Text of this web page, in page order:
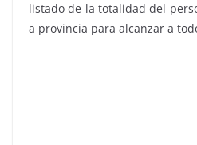
listado de la totalidad del
a provincia para alcanzar a